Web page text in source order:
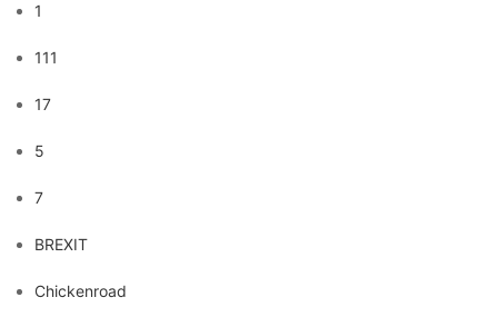
1
111
17
5
7
BREXIT
Chickenroad